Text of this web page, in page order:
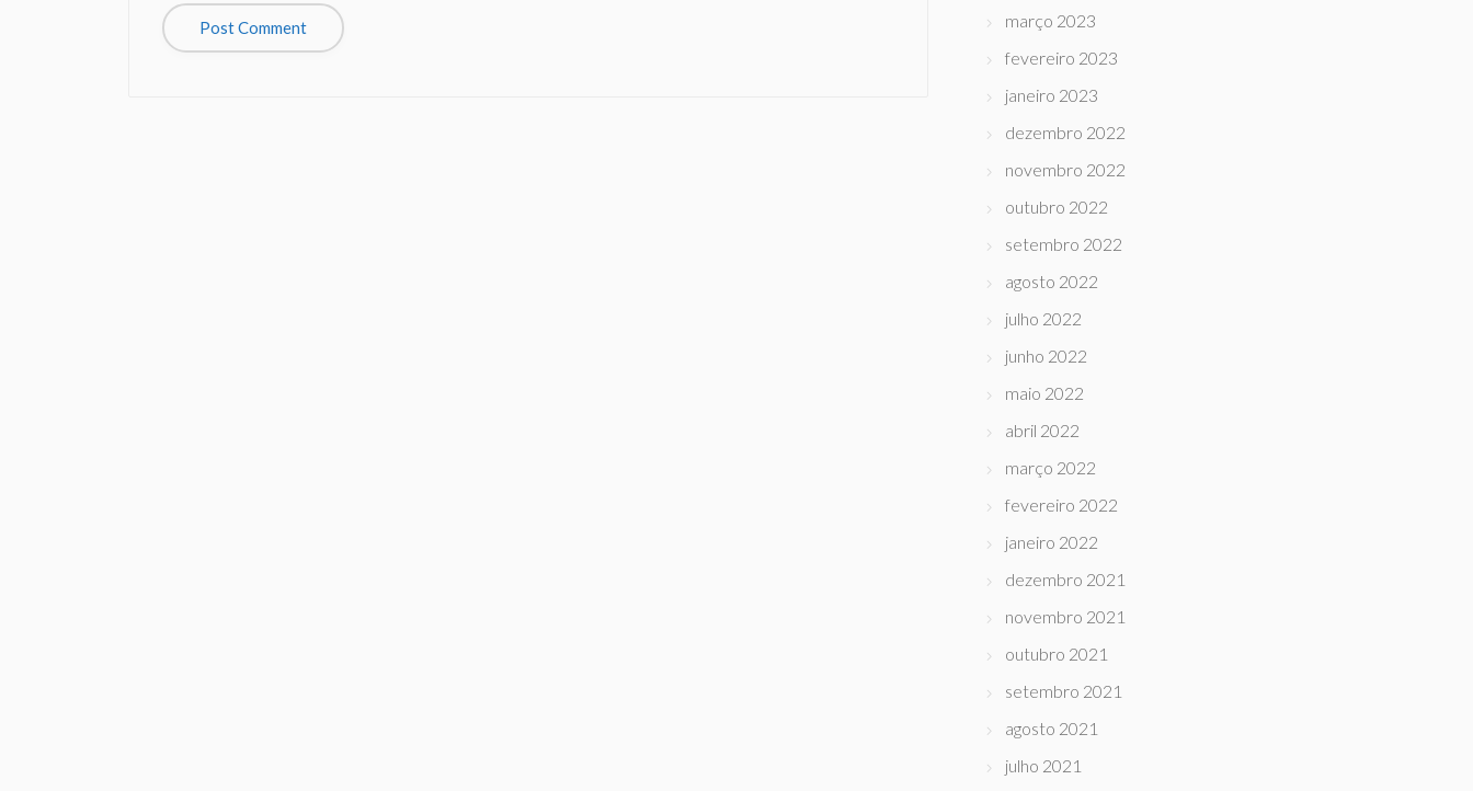
março 2023
fevereiro 2023
janeiro 2023
dezembro 2022
novembro 2022
outubro 2022
setembro 2022
agosto 2022
julho 2022
junho 2022
maio 2022
abril 2022
março 2022
fevereiro 2022
janeiro 2022
dezembro 2021
novembro 2021
outubro 2021
setembro 2021
agosto 2021
julho 2021